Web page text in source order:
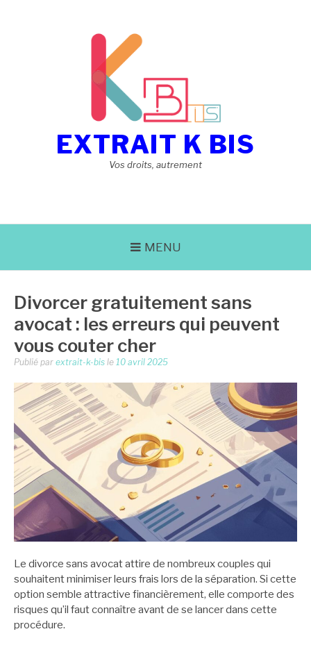
EXTRAIT K BIS
Vos droits, autrement
MENU
Divorcer gratuitement sans
avocat : les erreurs qui peuvent
vous couter cher
Publié par extrait-k-bis le 10 avril 2025
Le divorce sans avocat attire de nombreux couples qui
souhaitent minimiser leurs frais lors de la séparation. Si cette
option semble attractive financièrement, elle comporte des
risques qu’il faut connaître avant de se lancer dans cette
procédure.